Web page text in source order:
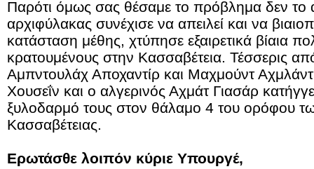
Παρότι όμως σας θέσαμε το πρόβλημα δεν το
αρχιφύλακας συνέχισε να απειλεί και να
κατάσταση μέθης, χτύπησε εξαιρετικά βίαια
κρατουμένους στην Κασσαβέτεια. Τέσσερις
Αμπντουλάχ Αποχαντίρ και Μαχμούντ
Χουσεΐν και ο αλγερινός Αχμάτ Γιασάρ
ξυλοδαρμό τους στον θάλαμο 4 του ορόφου
Κασσαβέτειας.
Ερωτάσθε λοιπόν κύριε Υπουργέ,